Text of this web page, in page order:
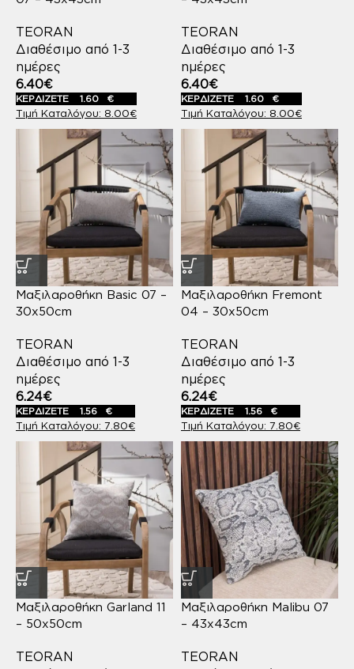
TEORAN
Διαθέσιμο από 1-3
ημέρες
8.00€
6.40€
ΚΕΡΔΙΖΕΤΕ 1.60 €
TEORAN
Διαθέσιμο από 1-3
ημέρες
8.00€
6.40€
ΚΕΡΔΙΖΕΤΕ 1.60 €
Μαξιλαροθήκη Basic 07 –
30x50cm
TEORAN
Διαθέσιμο από 1-3
ημέρες
7.80€
6.24€
ΚΕΡΔΙΖΕΤΕ 1.56 €
Μαξιλαροθήκη Fremont
04 – 30x50cm
TEORAN
Διαθέσιμο από 1-3
ημέρες
7.80€
6.24€
ΚΕΡΔΙΖΕΤΕ 1.56 €
Μαξιλαροθήκη Garland 11
– 50x50cm
TEORAN
Μαξιλαροθήκη Malibu 07
– 43x43cm
TEORAN